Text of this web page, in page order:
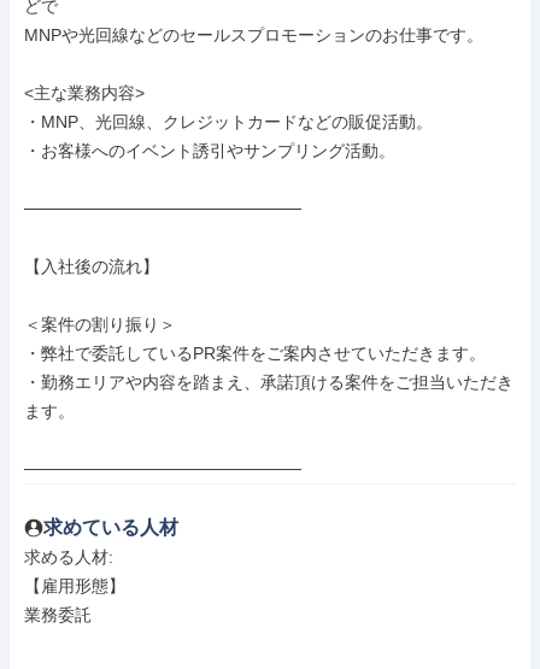
どで
MNPや光回線などのセールスプロモーションのお仕事です。
<主な業務内容>
・MNP、光回線、クレジットカードなどの販促活動。
・お客様へのイベント誘引やサンプリング活動。
───────────────────────
【入社後の流れ】
＜案件の割り振り＞
・弊社で委託しているPR案件をご案内させていただきます。
・勤務エリアや内容を踏まえ、承諾頂ける案件をご担当いただき
ます。
───────────────────────
求めている人材
求める人材:
【雇用形態】
業務委託